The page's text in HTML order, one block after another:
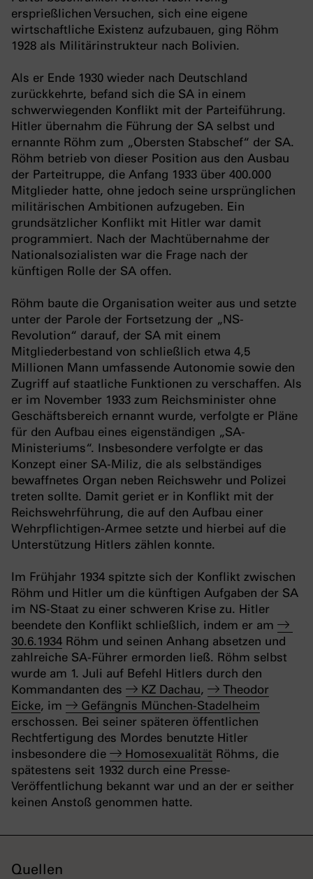
ersprießlichen Versuchen, sich eine eigene
wirtschaftliche Existenz aufzubauen, ging Röhm
1928 als Militärinstrukteur nach Bolivien.
Als er Ende 1930 wieder nach Deutschland
zurückkehrte, befand sich die SA in einem
schwerwiegenden Konflikt mit der Parteiführung.
Hitler übernahm die Führung der SA selbst und
ernannte Röhm zum „Obersten Stabschef“ der SA.
Röhm betrieb von dieser Position aus den Ausbau
der Parteitruppe, die Anfang 1933 über 400.000
Mitglieder hatte, ohne jedoch seine ursprünglichen
militärischen Ambitionen aufzugeben. Ein
grundsätzlicher Konflikt mit Hitler war damit
programmiert. Nach der Machtübernahme der
Nationalsozialisten war die Frage nach der
künftigen Rolle der SA offen.
Röhm baute die Organisation weiter aus und setzte
unter der Parole der Fortsetzung der „NS-
Revolution“ darauf, der SA mit einem
Mitgliederbestand von schließlich etwa 4,5
Millionen Mann umfassende Autonomie sowie den
Zugriff auf staatliche Funktionen zu verschaffen. Als
er im November 1933 zum Reichsminister ohne
Geschäftsbereich ernannt wurde, verfolgte er Pläne
für den Aufbau eines eigenständigen „SA-
Ministeriums“. Insbesondere verfolgte er das
Konzept einer SA-Miliz, die als selbständiges
bewaffnetes Organ neben Reichswehr und Polizei
treten sollte. Damit geriet er in Konflikt mit der
Reichswehrführung, die auf den Aufbau einer
Wehrpflichtigen-Armee setzte und hierbei auf die
Unterstützung Hitlers zählen konnte.
Im Frühjahr 1934 spitzte sich der Konflikt zwischen
Röhm und Hitler um die künftigen Aufgaben der SA
im NS-Staat zu einer schweren Krise zu. Hitler
beendete den Konflikt schließlich, indem er am
30.6.1934 Röhm und seinen Anhang absetzen und
zahlreiche SA-Führer ermorden ließ. Röhm selbst
wurde am 1. Juli auf Befehl Hitlers durch den
Kommandanten des
KZ Dachau,
Theodor
Eicke, im
Gefängnis München-Stadelheim
erschossen. Bei seiner späteren öffentlichen
Rechtfertigung des Mordes benutzte Hitler
insbesondere die
Homosexualität Röhms, die
spätestens seit 1932 durch eine Presse-
Veröffentlichung bekannt war und an der er seither
keinen Anstoß genommen hatte.
Quellen